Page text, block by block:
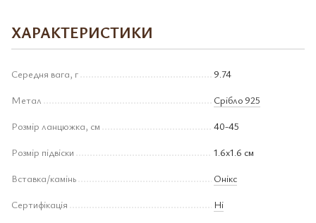
ХАРАКТЕРИСТИКИ
Середня вага, г
9.74
Метал
Срібло 925
Розмір ланцюжка, см
40-45
Розмір підвіски
1.6х1.6 см
Вставка/камінь
Онікс
Сертифікація
Ні